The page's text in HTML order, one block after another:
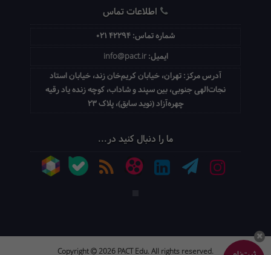
اطلاعات تماس
شماره تماس:021 42294
ایمیل:info@pact.ir
آدرس مرکز:تهران، خیابان کریم‌خان زند، خیابان استاد
نجات‌الهی جنوبی، بین سپند و شاداب، کوچه زنده یاد رقیه
چهره‌آزاد (نوید سابق)، پلاک 23
ما را دنبال کنید در...
Copyright 2026 PACT Edu. All rights reserved.